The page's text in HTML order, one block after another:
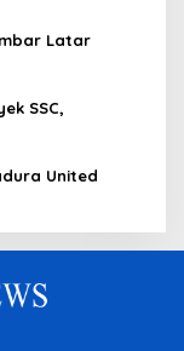
Latar
SSC,
United